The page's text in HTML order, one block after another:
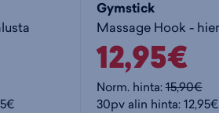
Gymstick
12,95€
Norm. hinta:15,90€
30pv alin hinta: 12,95€